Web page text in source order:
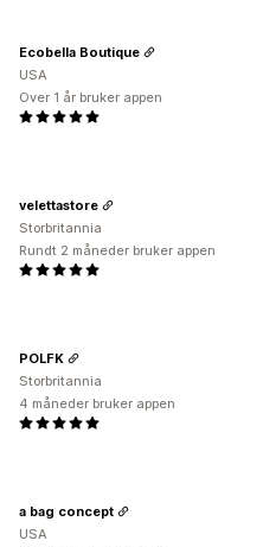
Ecobella Boutique
USA
Over 1 år bruker appen
velettastore
Storbritannia
Rundt 2 måneder bruker appen
POLFK
Storbritannia
4 måneder bruker appen
a bag concept
USA